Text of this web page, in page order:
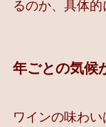
るのか、具体的
年ごとの気候
ワインの味わ